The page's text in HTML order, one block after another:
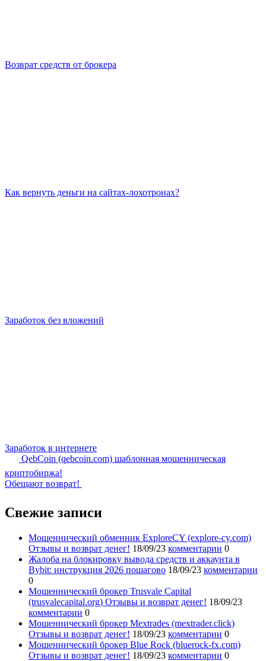
Возврат средств от брокера
Как вернуть деньги на сайтах-лохотронах?
Заработок без вложений
Заработок в интернете
QebCoin (qebcoin.com) шаблонная мошенническая
криптобиржа!
Обещают возврат!
Свежие записи
Мошеннический обменник ExploreCY (explore-cy.com)
Отзывы и возврат денег! 18/09/23 комментарии 0
Жалоба на блокировку вывода средств и аккаунта в
Bybit: инструкция 2026 пошагово 18/09/23 комментарии
0
Мошеннический брокер Trusvale Capital
(trusvalecapital.org) Отзывы и возврат денег! 18/09/23
комментарии 0
Мошеннический брокер Mextrades (mextrader.click)
Отзывы и возврат денег! 18/09/23 комментарии 0
Мошеннический брокер Blue Rock (bluerock-fx.com)
Отзывы и возврат денег! 18/09/23 комментарии 0